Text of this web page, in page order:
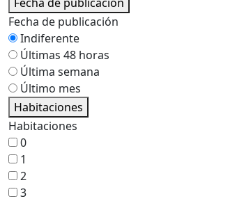
Fecha de publicación
Indiferente
Últimas 48 horas
Última semana
Último mes
Habitaciones
Habitaciones
0
1
2
3